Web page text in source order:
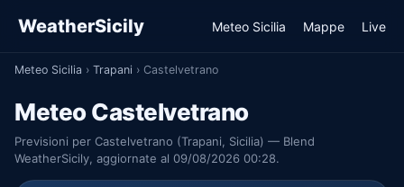
WeatherSicily Meteo Sicilia Mappe Live
Meteo Sicilia › Trapani › Castelvetrano
Meteo Castelvetrano
Previsioni per Castelvetrano (Trapani, Sicilia) — Blend
WeatherSicily, aggiornate al 09/08/2026 00:28.